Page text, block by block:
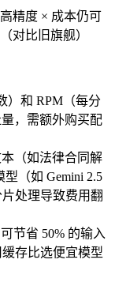
精度 × 成本仍可
对比旧旗舰）
）和 RPM（每分
，需额外购买配
（如法律合同解
（如 Gemini 2.5
处理导致费用翻
节省 50% 的输入
存比选便宜模型